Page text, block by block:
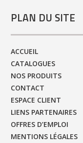
PLAN DU SITE
ACCUEIL
CATALOGUES
NOS PRODUITS
CONTACT
ESPACE CLIENT
LIENS PARTENAIRES
OFFRES D’EMPLOI
MENTIONS LÉGALES